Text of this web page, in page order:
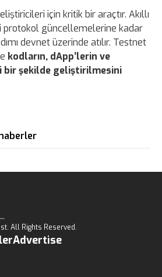
için kritik bir araçtır. Akıllı
protokol güncellemelerine kadar
devnet üzerinde atılır. Testnet
kodların, dApp’lerin ve
şekilde geliştirilmesini
All Rights Reserved.
Advertise